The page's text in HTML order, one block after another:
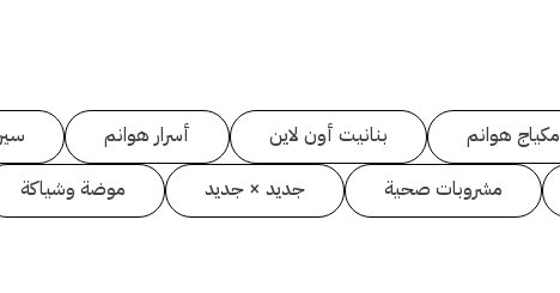
مكياج هوانم بنانيت أون لاين أسرار هوانم
مشروبات صحية جديد × جديد
موضة وشياكة